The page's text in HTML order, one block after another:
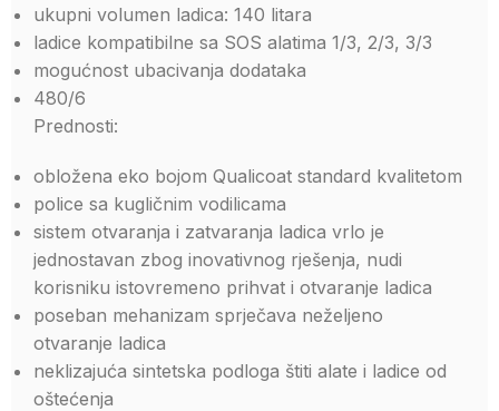
ukupni volumen ladica: 140 litara
ladice kompatibilne sa SOS alatima 1/3, 2/3, 3/3
mogućnost ubacivanja dodataka
480/6
Prednosti:
obložena eko bojom Qualicoat standard kvalitetom
police sa kugličnim vodilicama
sistem otvaranja i zatvaranja ladica vrlo je
jednostavan zbog inovativnog rješenja, nudi
korisniku istovremeno prihvat i otvaranje ladica
poseban mehanizam sprječava neželjeno
otvaranje ladica
neklizajuća sintetska podloga štiti alate i ladice od
oštećenja